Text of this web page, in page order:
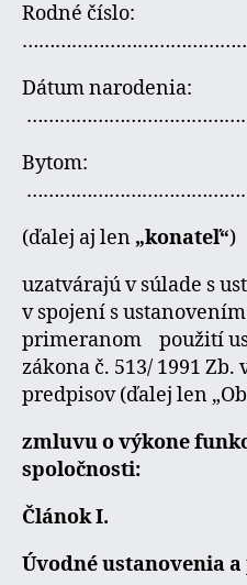
Rodné číslo:
Dátum narodenia:
Bytom:
(ďalej aj len „konateľ“)
uzatvárajú v súlade s
v spojení s
primeranom použití
zákona č. 513/ 1991
predpisov (ďalej len
zmluvu o výkone
spoločnosti:
Článok I.
Úvodné ustanovenia